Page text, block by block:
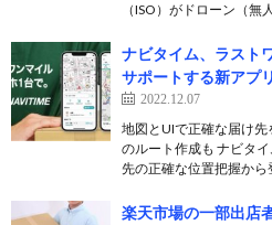
（ISO）がドローン（無
ナビタイム、ラスト
サポートする新アプ
2022.12.07
地図とUIで正確な届け
のルート作成も ナビタ
先の正確な位置把握か
楽天市場の一部出店